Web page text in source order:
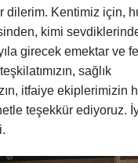
dilerim. Kentimiz için,
kimi
girecek emektar ve
sağlık
itfaiye ekiplerimizin
teşekkür ediyoruz.